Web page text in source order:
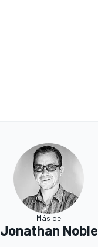
Más de
Jonathan Noble